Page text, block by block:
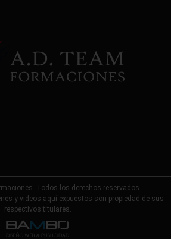
Todos los derechos reservados.
y videos aquí expuestos son propiedad de sus
respectivos titulares.